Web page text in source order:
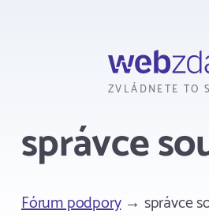
ZVLÁDNETE TO
správce
Fórum podpory→ správce